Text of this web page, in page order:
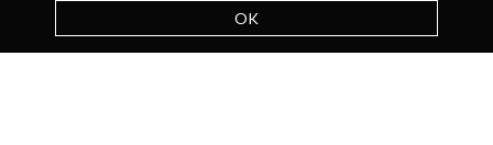
OK